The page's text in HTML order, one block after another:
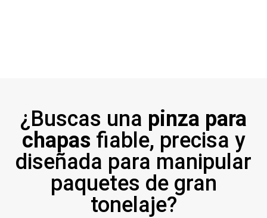
¿Buscas una pinza para
chapas fiable, precisa y
diseñada para manipular
paquetes de gran
tonelaje?